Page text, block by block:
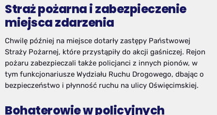
Straż pożarna i zabezpieczenie
miejsca zdarzenia
Chwilę później na miejsce dotarły zastępy Państwowej
Straży Pożarnej, które przystąpiły do akcji gaśniczej. Rejon
pożaru zabezpieczali także policjanci z innych pionów, w
tym funkcjonariusze Wydziału Ruchu Drogowego, dbając o
bezpieczeństwo i płynność ruchu na ulicy Oświęcimskiej.
Bohaterowie w policyjnych